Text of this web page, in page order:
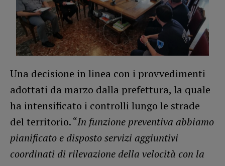
Una decisione in linea con i provvedimenti
adottati da marzo dalla prefettura, la quale
ha intensificato i controlli lungo le strade
del territorio. “In funzione preventiva abbiamo
pianificato e disposto servizi aggiuntivi
coordinati di rilevazione della velocità con la